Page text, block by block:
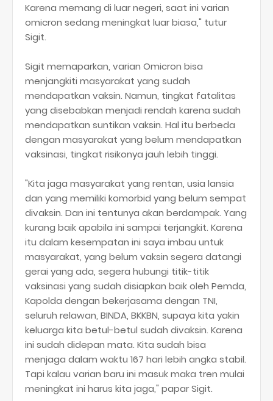
Karena memang di luar negeri, saat ini varian
omicron sedang meningkat luar biasa," tutur
Sigit.
Sigit memaparkan, varian Omicron bisa
menjangkiti masyarakat yang sudah
mendapatkan vaksin. Namun, tingkat fatalitas
yang disebabkan menjadi rendah karena sudah
mendapatkan suntikan vaksin. Hal itu berbeda
dengan masyarakat yang belum mendapatkan
vaksinasi, tingkat risikonya jauh lebih tinggi.
"Kita jaga masyarakat yang rentan, usia lansia
dan yang memiliki komorbid yang belum sempat
divaksin. Dan ini tentunya akan berdampak. Yang
kurang baik apabila ini sampai terjangkit. Karena
itu dalam kesempatan ini saya imbau untuk
masyarakat, yang belum vaksin segera datangi
gerai yang ada, segera hubungi titik-titik
vaksinasi yang sudah disiapkan baik oleh Pemda,
Kapolda dengan bekerjasama dengan TNI,
seluruh relawan, BINDA, BKKBN, supaya kita yakin
keluarga kita betul-betul sudah divaksin. Karena
ini sudah didepan mata. Kita sudah bisa
menjaga dalam waktu 167 hari lebih angka stabil.
Tapi kalau varian baru ini masuk maka tren mulai
meningkat ini harus kita jaga," papar Sigit.